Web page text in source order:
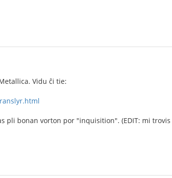
Vidu ĉi tie:
pli bonan vorton por "inquisition". (EDIT: mi